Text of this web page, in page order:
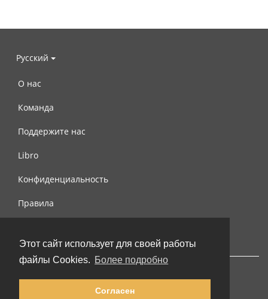
Этот сайт использует для своей работы
файлы Cookies. Более подробно
Согласен
Русский
О нас
Команда
Поддержите нас
Libro
Конфиденциальность
Правила